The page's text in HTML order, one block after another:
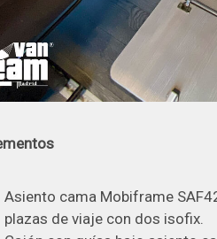
Asiento cama Mobiframe
plazas de viaje con dos isofix.